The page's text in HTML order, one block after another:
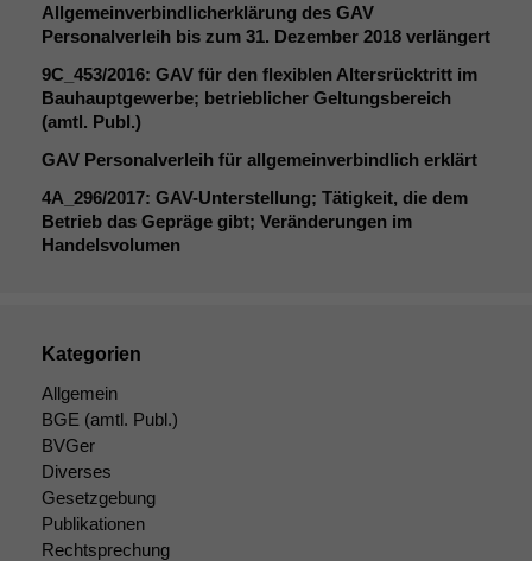
Allgemeinverbindlicherklärung des GAV
Personalverleih bis zum 31. Dezember 2018 verlängert
9C_453/2016: GAV für den flexiblen Altersrücktritt im
Bauhauptgewerbe; betrieblicher Geltungsbereich
(amtl. Publ.)
GAV Personalverleih für allgemeinverbindlich erklärt
4A_296/2017: GAV-Unterstellung; Tätigkeit, die dem
Betrieb das Gepräge gibt; Veränderungen im
Handelsvolumen
Kategorien
Allgemein
BGE (amtl. Publ.)
BVGer
Diverses
Gesetzgebung
Publikationen
Rechtsprechung
braucht sie,
damit die
Website
korrekt
angezeigt
Statistiken